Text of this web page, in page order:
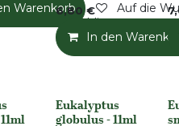
Auf die Wunschliste
Warenkorb Auf die
6,80€
In den
None
Eukalyptus
globulus - 11ml